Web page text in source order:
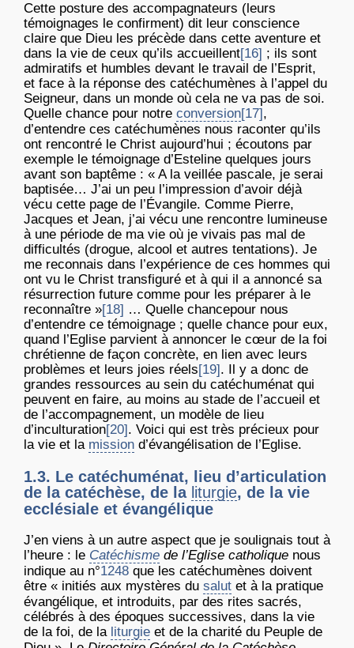
Cette posture des accompagnateurs (leurs
témoignages le confirment) dit leur conscience
claire que Dieu les précède dans cette aventure et
dans la vie de ceux qu’ils accueillent[16] ; ils sont
admiratifs et humbles devant le travail de l’Esprit,
et face à la réponse des catéchumènes à l’appel du
Seigneur, dans un monde où cela ne va pas de soi.
Quelle chance pour notre conversion[17] ,
d’entendre ces catéchumènes nous raconter qu’ils
ont rencontré le Christ aujourd’hui ; écoutons par
exemple le témoignage d’Esteline quelques jours
avant son baptême : « A la veillée pascale, je serai
baptisée… J’ai un peu l’impression d’avoir déjà
vécu cette page de l’Évangile. Comme Pierre,
Jacques et Jean, j’ai vécu une rencontre lumineuse
à une période de ma vie où je vivais pas mal de
difficultés (drogue, alcool et autres tentations). Je
me reconnais dans l’expérience de ces hommes qui
ont vu le Christ transfiguré et à qui il a annoncé sa
résurrection future comme pour les préparer à le
reconnaître »[18] … Quelle chancepour nous
d’entendre ce témoignage ; quelle chance pour eux,
quand l’Eglise parvient à annoncer le cœur de la foi
chrétienne de façon concrète, en lien avec leurs
problèmes et leurs joies réels[19] . Il y a donc de
grandes ressources au sein du catéchuménat qui
peuvent en faire, au moins au stade de l’accueil et
de l’accompagnement, un modèle de lieu
d’inculturation[20] . Voici qui est très précieux pour
la vie et la mission d’évangélisation de l’Eglise.
1.3. Le catéchuménat, lieu d’articulation
de la catéchèse, de la liturgie, de la vie
ecclésiale et évangélique
J’en viens à un autre aspect que je soulignais tout à
l’heure : le Catéchisme de l’Eglise catholique nous
indique au n°1248 que les catéchumènes doivent
être « initiés aux mystères du salut et à la pratique
évangélique, et introduits, par des rites sacrés,
célébrés à des époques successives, dans la vie
de la foi, de la liturgie et de la charité du Peuple de